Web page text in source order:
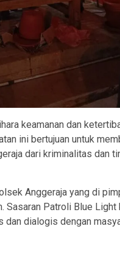
keamanan dan
ini bertujuan untuk
dari kriminalitas dan
Anggeraja yang di
Sasaran Patroli Blue
dialogis dengan